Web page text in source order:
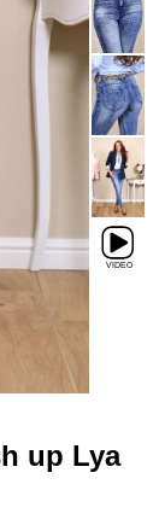
up Lya